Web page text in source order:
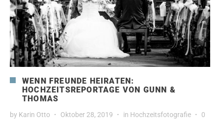
WENN FREUNDE HEIRATEN:
HOCHZEITSREPORTAGE VON GUNN &
THOMAS
by Karin Otto Oktober 28, 2019 in Hochzeitsfotografie
0